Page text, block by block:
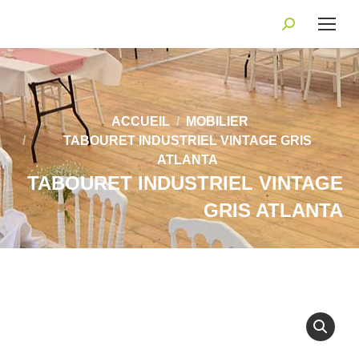
Recherche
:
Vous êtes ici :
ACCUEIL
MOBILIER
TABOURET INDUSTRIEL VINTAGE GRIS
ATLANTA
TABOURET INDUSTRIEL VINTAGE
GRIS ATLANTA